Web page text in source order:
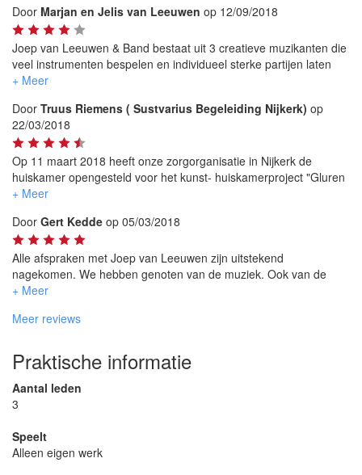
Door Marjan en Jelis van Leeuwen op 12/09/2018
Joep van Leeuwen & Band bestaat uit 3 creatieve muzikanten die
veel instrumenten bespelen en individueel sterke partijen laten
horen. Daar waar de instrumenten elkaar vinden brengen zij
De teksten van Joep zijn aansprekend, soms ontroerend en
kritische overpeinzingen.
De muziek van swingend en voluit dan weer subtiel en in balans.
Met ruimte voor solopartijen. Ze zorgen voor een gezellig
optreden.
Niet onbelangrijk, bij het huiskamer optreden gingen zij perfect
van onze vloer.
Door Truus Riemens ( Sustvarius Begeleiding Nijkerk) op
22/03/2018
Op 11 maart 2018 heeft onze zorgorganisatie in Nijkerk de
huiskamer opengesteld voor het kunst- huiskamerproject "Gluren
bij de Buren".
opgetreden.
Wij hebben meer dan 100 bezoekers mogen verwelkomen voor
dit optreden en vele enthousiaste reacties ontvangen.
Het was een geweldig optreden en wij willen hierbij de Joep van
Leeuwen band van harte aanbevelen.
Door Gert Kedde op 05/03/2018
Alle afspraken met Joep van Leeuwen zijn uitstekend
nagekomen. We hebben genoten van de muziek. Ook van de
gasten hebben we hele leuke reacties gekregen. Kortom, 'het kon
Meer reviews
Praktische informatie
Aantal leden
3
Speelt
Alleen eigen werk